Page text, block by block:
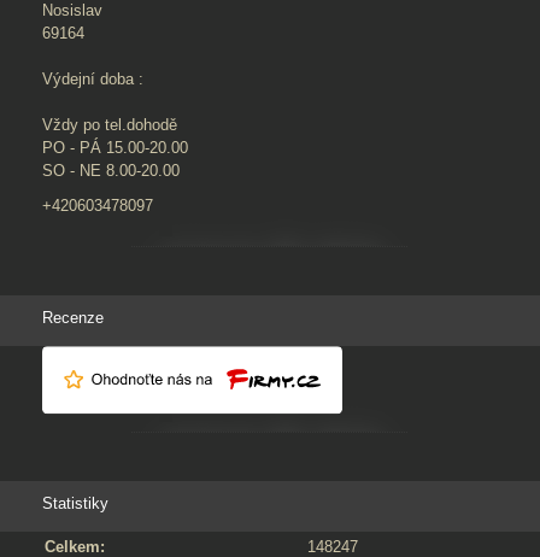
Nosislav
69164
Výdejní doba :
Vždy po tel.dohodě
PO - PÁ 15.00-20.00
SO - NE 8.00-20.00
+420603478097
Recenze
Statistiky
Celkem: 148247